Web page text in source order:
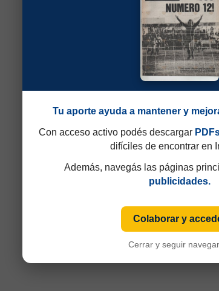
Tu aporte ayuda a mantener y
Con acceso activo podés descargar
difíciles de encontrar en
Además, navegás las páginas
publicidades.
Colaborar y
Cerrar y seguir